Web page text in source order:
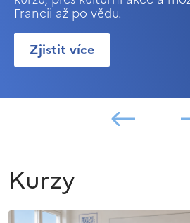
Francii až po vědu.
Zjistit více
Kurzy